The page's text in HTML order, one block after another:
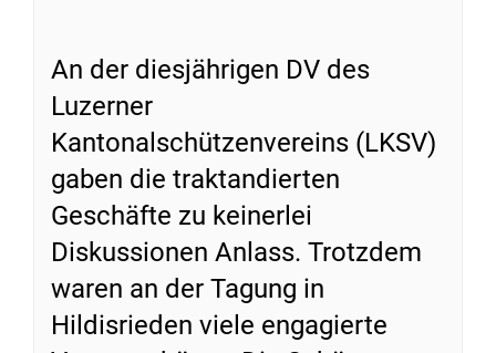
An der diesjährigen DV des
Luzerner
Kantonalschützenvereins (LKSV)
gaben die traktandierten
Geschäfte zu keinerlei
Diskussionen Anlass. Trotzdem
waren an der Tagung in
Hildisrieden viele engagierte